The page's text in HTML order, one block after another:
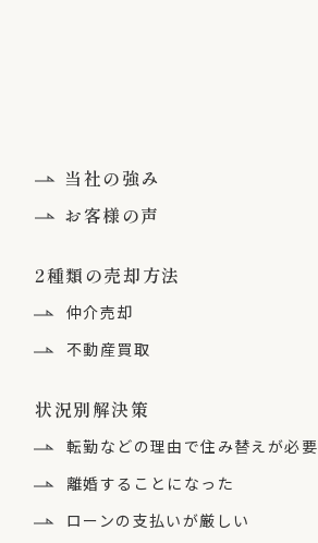
当社の強み
お客様の声
2種類の売却方法
仲介売却
不動産買取
状況別解決策
転勤などの理由で住み替えが必要
離婚することになった
ローンの支払いが厳しい